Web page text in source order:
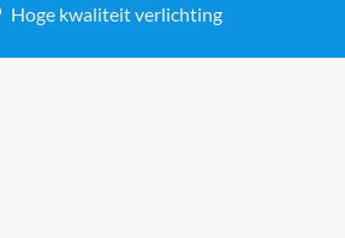
Hoge kwaliteit verlichting